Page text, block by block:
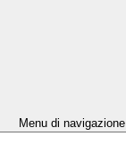
Menu di navigazione